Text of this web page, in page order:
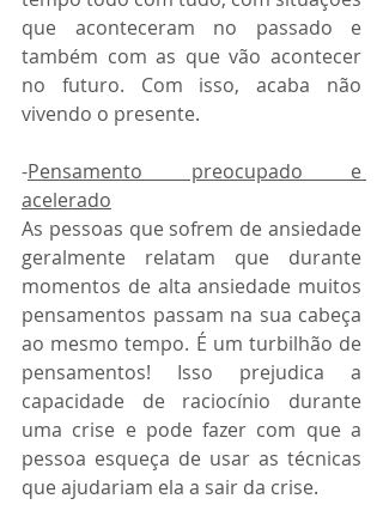
que aconteceram no passado e
também com as que vão acontecer
no futuro. Com isso, acaba não
vivendo o presente.
-Pensamento preocupado e
acelerado
As pessoas que sofrem de ansiedade
geralmente relatam que durante
momentos de alta ansiedade muitos
pensamentos passam na sua cabeça
ao mesmo tempo. É um turbilhão de
pensamentos! Isso prejudica a
capacidade de raciocínio durante
uma crise e pode fazer com que a
pessoa esqueça de usar as técnicas
que ajudariam ela a sair da crise.